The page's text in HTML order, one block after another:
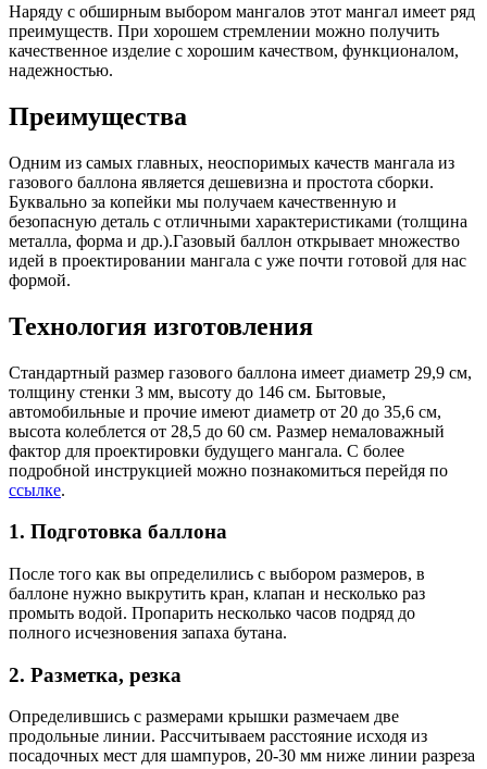
Наряду с обширным выбором мангалов этот мангал имеет ряд
преимуществ. При хорошем стремлении можно получить
качественное изделие с хорошим качеством, функционалом,
надежностью.
Преимущества
Одним из самых главных, неоспоримых качеств мангала из
газового баллона является дешевизна и простота сборки.
Буквально за копейки мы получаем качественную и
безопасную деталь с отличными характеристиками (толщина
металла, форма и др.).Газовый баллон открывает множество
идей в проектировании мангала с уже почти готовой для нас
формой.
Технология изготовления
Стандартный размер газового баллона имеет диаметр 29,9 см,
толщину стенки 3 мм, высоту до 146 см. Бытовые,
автомобильные и прочие имеют диаметр от 20 до 35,6 см,
высота колеблется от 28,5 до 60 см. Размер немаловажный
фактор для проектировки будущего мангала. С более
подробной инструкцией можно познакомиться перейдя по
ссылке.
1. Подготовка баллона
После того как вы определились с выбором размеров, в
баллоне нужно выкрутить кран, клапан и несколько раз
промыть водой. Пропарить несколько часов подряд до
полного исчезновения запаха бутана.
2. Разметка, резка
Определившись с размерами крышки размечаем две
продольные линии. Рассчитываем расстояние исходя из
посадочных мест для шампуров, 20-30 мм ниже линии разреза